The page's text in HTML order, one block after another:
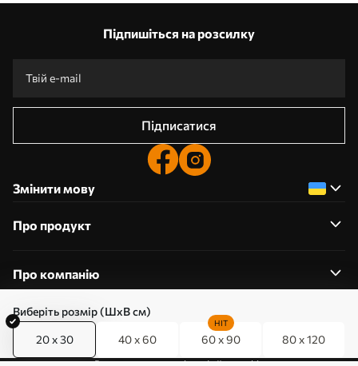
Виберіть розмір (ШхВ см)
20 x 30 40 x 60 60 x 90
HIT
80 x 120
Підпишіться на розсилку
Підписатися
Змінити мову
Про продукт
Про компанію
0800357223
Редагування дозволів на файли cookie